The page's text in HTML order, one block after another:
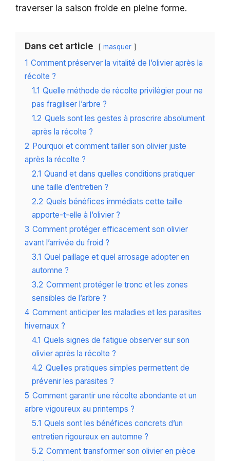
traverser la saison froide en pleine forme.
Dans cet article masquer
1 Comment préserver la vitalité de l’olivier après la
récolte ?
1.1 Quelle méthode de récolte privilégier pour ne
pas fragiliser l’arbre ?
1.2 Quels sont les gestes à proscrire absolument
après la récolte ?
2 Pourquoi et comment tailler son olivier juste
après la récolte ?
2.1 Quand et dans quelles conditions pratiquer
une taille d’entretien ?
2.2 Quels bénéfices immédiats cette taille
apporte-t-elle à l’olivier ?
3 Comment protéger efficacement son olivier
avant l’arrivée du froid ?
3.1 Quel paillage et quel arrosage adopter en
automne ?
3.2 Comment protéger le tronc et les zones
sensibles de l’arbre ?
4 Comment anticiper les maladies et les parasites
hivernaux ?
4.1 Quels signes de fatigue observer sur son
olivier après la récolte ?
4.2 Quelles pratiques simples permettent de
prévenir les parasites ?
5 Comment garantir une récolte abondante et un
arbre vigoureux au printemps ?
5.1 Quels sont les bénéfices concrets d’un
entretien rigoureux en automne ?
5.2 Comment transformer son olivier en pièce